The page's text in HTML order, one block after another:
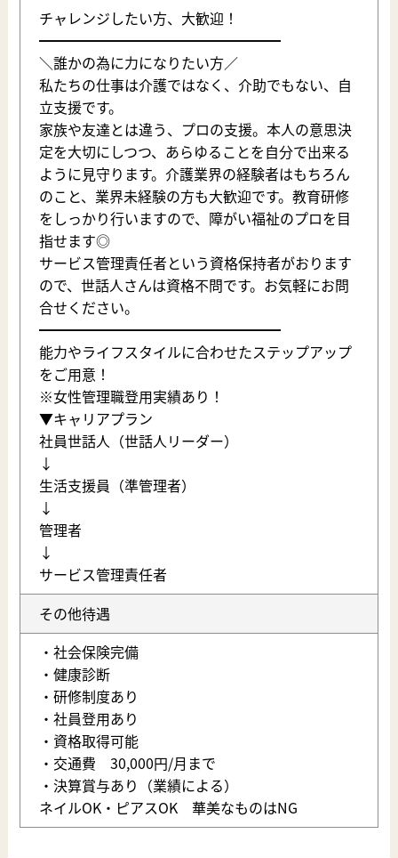
チャレンジしたい方、大歓迎！
━━━━━━━━━━━━━━━━━
＼誰かの為に力になりたい方／
私たちの仕事は介護ではなく、介助でもない、自
立支援です。
家族や友達とは違う、プロの支援。本人の意思決
定を大切にしつつ、あらゆることを自分で出来る
ように見守ります。介護業界の経験者はもちろん
のこと、業界未経験の方も大歓迎です。教育研修
をしっかり行いますので、障がい福祉のプロを目
指せます◎
サービス管理責任者という資格保持者がおります
ので、世話人さんは資格不問です。お気軽にお問
合せください。
━━━━━━━━━━━━━━━━━
能力やライフスタイルに合わせたステップアップ
をご用意！
※女性管理職登用実績あり！
▼キャリアプラン
社員世話人（世話人リーダー）
↓
生活支援員（準管理者）
↓
管理者
↓
サービス管理責任者
その他待遇
・社会保険完備
・健康診断
・研修制度あり
・社員登用あり
・資格取得可能
・交通費 30,000円/月まで
・決算賞与あり（業績による）
ネイルOK・ピアスOK 華美なものはNG